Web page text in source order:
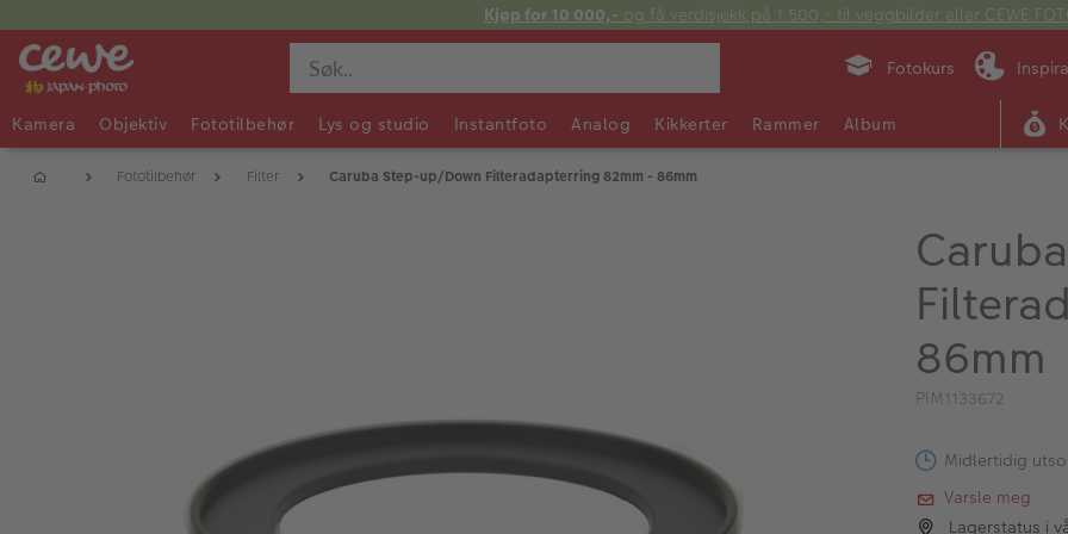
Kjøp for 10 000,- og få verdisjekk på 1 500,- til veggbilder eller CEWE
Fotokurs
Kamera Objektiv Fototilbehør Lys og studio Instantfoto Analog Kikkerter Rammer Album
Fototilbehør Filter Caruba Step-up/Down Filteradapterring 82mm - 86mm
86mm
PIM1133672
Midlertidig
Varsle meg
Lagerstatus i